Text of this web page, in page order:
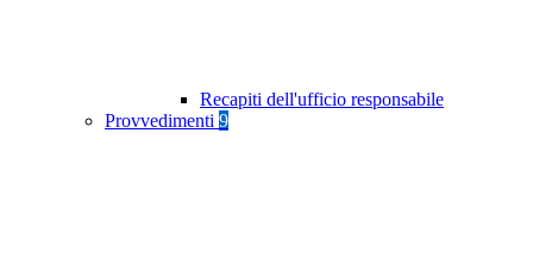
Recapiti dell'ufficio responsabile
Provvedimenti 9